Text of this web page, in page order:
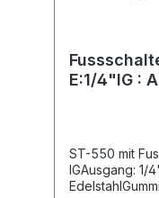
E:1/4"IG :
ST-550 mit
IGAusgang: 1/